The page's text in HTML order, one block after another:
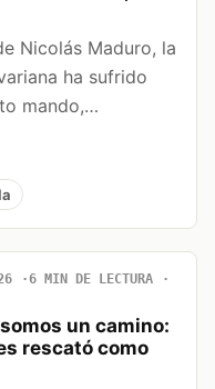
Nicolás Maduro, la
ha sufrido
mando,…
6 MIN DE LECTURA
un camino:
rescató como